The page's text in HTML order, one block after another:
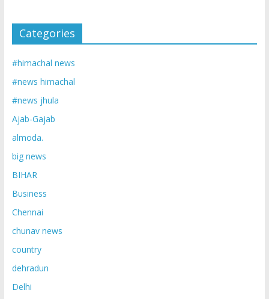
Categories
#himachal news
#news himachal
#news jhula
Ajab-Gajab
almoda.
big news
BIHAR
Business
Chennai
chunav news
country
dehradun
Delhi